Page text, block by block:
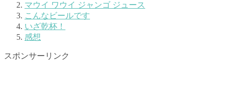
マウイ ワウイ ジャンゴ ジュース
こんなビールです
いざ乾杯！
感想
スポンサーリンク